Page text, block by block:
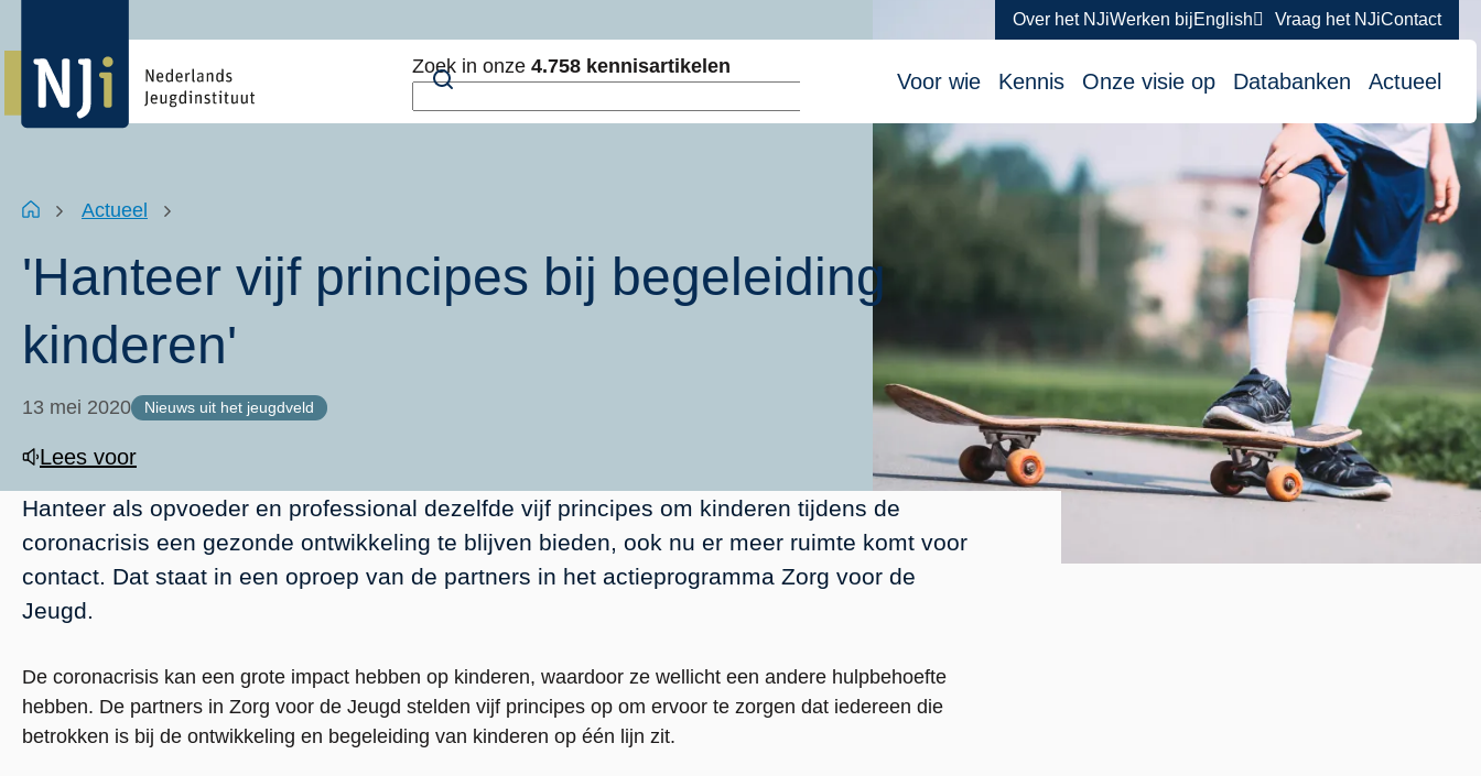
inhoud
Over het NJiWerken bijEnglish Vraag het NJiContact
Voor wie Kennis Onze visie op Databanken Actueel
Zoek in onze 4.758 kennisartikelen
Kruimelpad
HomeActueel
'Hanteer vijf principes bij begeleiding
kinderen'
13 mei 2020 Nieuws uit het jeugdveld
Lees voor
Hanteer als opvoeder en professional dezelfde vijf principes om kinderen tijdens de
coronacrisis een gezonde ontwikkeling te blijven bieden, ook nu er meer ruimte komt voor
contact. Dat staat in een oproep van de partners in het actieprogramma Zorg voor de
Jeugd.
De coronacrisis kan een grote impact hebben op kinderen, waardoor ze wellicht een andere hulpbehoefte
hebben. De partners in Zorg voor de Jeugd stelden vijf principes op om ervoor te zorgen dat iedereen die
betrokken is bij de ontwikkeling en begeleiding van kinderen op één lijn zit.